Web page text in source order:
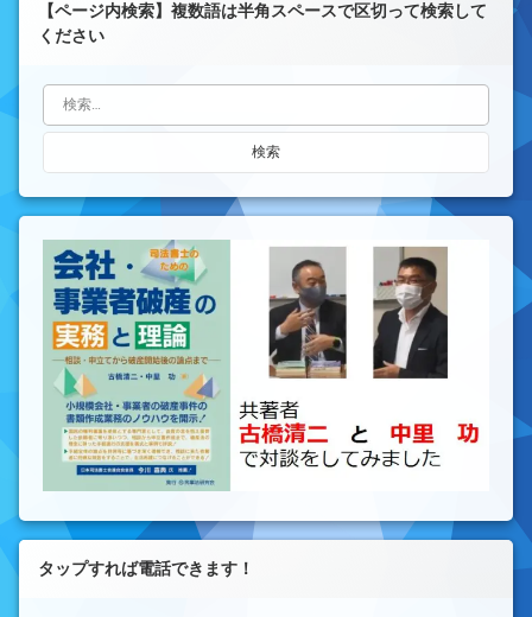
【ページ内検索】複数語は半角スペースで区切って検索して
ください
検索:
タップすれば電話できます！